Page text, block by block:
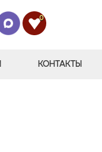
0
КОНТАКТЫ